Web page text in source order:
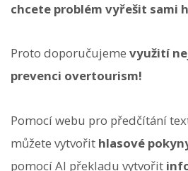
chcete problém vyřešit sami
Proto doporučujeme využití
prevenci overtourism!
Pomocí webu pro předčítání
můžete vytvořit hlasové
pomocí AI překladu vytvořit